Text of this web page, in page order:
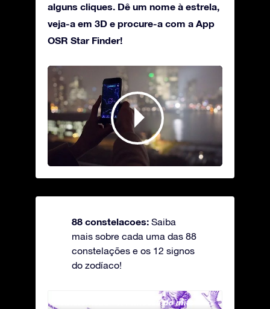
alguns cliques. Dê um nome à estrela,
veja-a em 3D e procure-a com a App
OSR Star Finder!
88 constelacoes: Saiba
mais sobre cada uma das 88
constelações e os 12 signos
do zodíaco!
Andromeda - A Princesa do mito